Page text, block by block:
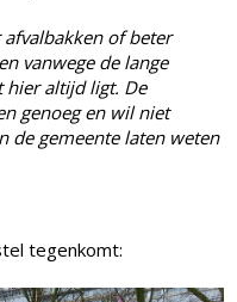
of beter
vanwege de lange
hier altijd ligt. De
genoeg en wil niet
de gemeente laten weten
tegenkomt: